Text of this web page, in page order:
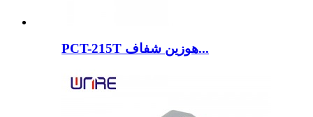
PCT-215T هوزین شفاف...